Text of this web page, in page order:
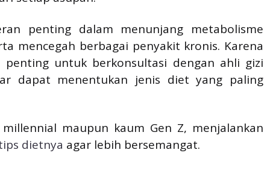
penting dalam menunjang metabolisme
mencegah berbagai penyakit kronis. Karena
untuk berkonsultasi dengan ahli gizi
dapat menentukan jenis diet yang paling
millennial maupun kaum Gen Z, menjalankan
dietnya agar lebih bersemangat.